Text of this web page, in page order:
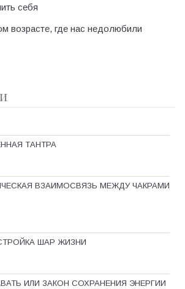
себя
возрасте, где нас недолюбили
ТАНТРА
ВЗАИМОСВЯЗЬ МЕЖДУ ЧАКРАМИ
ШАР ЖИЗНИ
ИЛИ ЗАКОН СОХРАНЕНИЯ ЭНЕРГИИ